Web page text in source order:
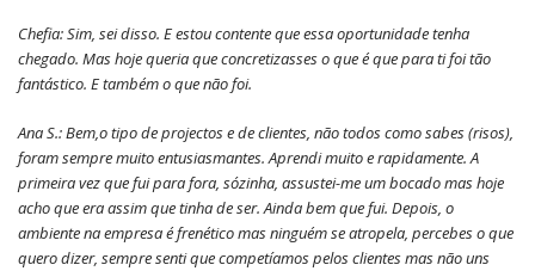
Chefia: Sim, sei disso. E estou contente que essa oportunidade tenha
chegado. Mas hoje queria que concretizasses o que é que para ti foi tão
fantástico. E também o que não foi.
Ana S.: Bem,o tipo de projectos e de clientes, não todos como sabes (risos),
foram sempre muito entusiasmantes. Aprendi muito e rapidamente. A
primeira vez que fui para fora, sózinha, assustei-me um bocado mas hoje
acho que era assim que tinha de ser. Ainda bem que fui. Depois, o
ambiente na empresa é frenético mas ninguém se atropela, percebes o que
quero dizer, sempre senti que competíamos pelos clientes mas não uns